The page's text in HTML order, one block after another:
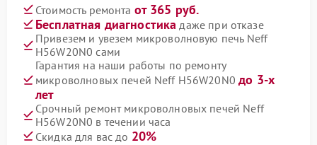
Стоимость ремонта от 365 руб.
Бесплатная диагностика даже при отказе
Привезем и увезем микроволновую печь Neff
H56W20N0 сами
Гарантия на наши работы по ремонту
микроволновых печей Neff H56W20N0до 3-х
лет
Срочный ремонт микроволновых печей Neff
H56W20N0 в течении часа
Скидка для вас до 20%